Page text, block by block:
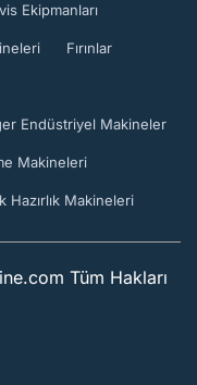
Ekipmanları
Fırınlar
Endüstriyel Makineler
Makineleri
Hazırlık Makineleri
Tüm Hakları